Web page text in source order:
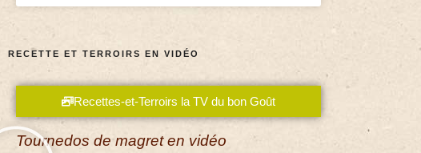
RECETTE ET TERROIRS EN VIDÉO
Recettes-et-Terroirs la TV du bon Goût
Tournedos de magret en vidéo